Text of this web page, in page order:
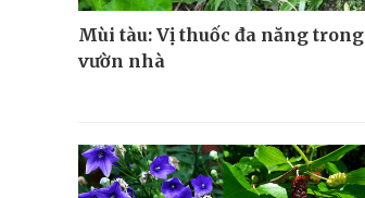
Mùi tàu: Vị thuốc đa năng trong
vườn nhà